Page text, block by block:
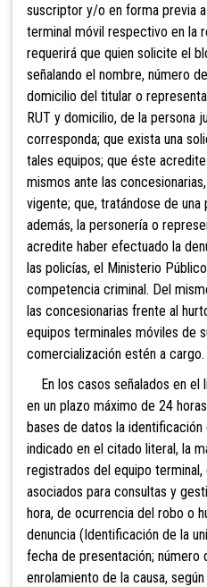
suscriptor y/o en forma previa
terminal móvil respectivo en la
requerirá que quien solicite el
señalando el nombre, número
domicilio del titular o
RUT y domicilio, de la persona
corresponda; que exista una
tales equipos; que éste
mismos ante las
vigente; que, tratándose de
además, la personería o
acredite haber efectuado la
las policías, el Ministerio
competencia criminal. Del
las concesionarias frente al
equipos terminales móviles de
comercialización estén a cargo.
En los casos señalados en el
en un plazo máximo de 24
bases de datos la
indicado en el citado literal, la
registrados del equipo
asociados para consultas y
hora, de ocurrencia del robo o
denuncia (Identificación de la
fecha de presentación; número
enrolamiento de la causa,